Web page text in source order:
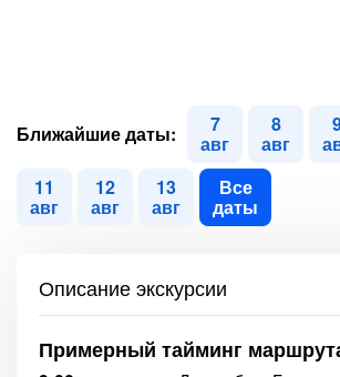
Ближайшие даты: 7
авг
8
авг
11
авг
12
авг
13
авг
Все
даты
Описание экскурсии
Примерный тайминг